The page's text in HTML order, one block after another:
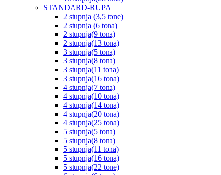
STANDARD-RUPA
2 stupnja (3,5 tone)
2 stupnja (6 tona)
2 stupnja(9 tona)
2 stupnja(13 tona)
3 stupnja(5 tona)
3 stupnja(8 tona)
3 stupnja(11 tona)
3 stupnja(16 tona)
4 stupnja(7 tona)
4 stupnja(10 tona)
4 stupnja(14 tona)
4 stupnja(20 tona)
4 stupnja(25 tona)
5 stupnja(5 tona)
5 stupnja(8 tona)
5 stupnja(11 tona)
5 stupnja(16 tona)
5 stupnja(22 tone)